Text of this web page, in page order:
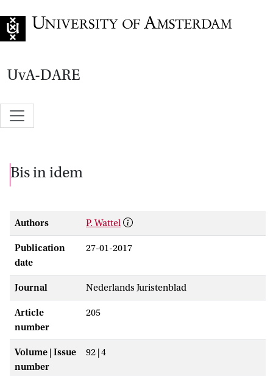
UvA-DARE
Bis in idem
Authors P. Wattel
Publication
date
27-01-2017
Journal Nederlands Juristenblad
Article
number
205
Volume | Issue
number
92 | 4